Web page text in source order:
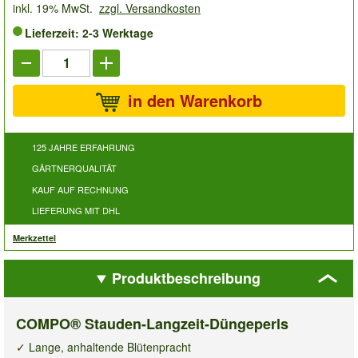
inkl. 19% MwSt. zzgl. Versandkosten
Lieferzeit: 2-3 Werktage
in den Warenkorb
125 JAHRE ERFAHRUNG
GÄRTNERQUALITÄT
KAUF AUF RECHNUNG
LIEFERUNG MIT DHL
Merkzettel
Produktbeschreibung
COMPO® Stauden-Langzeit-Düngeperls
✓ Lange, anhaltende Blütenpracht